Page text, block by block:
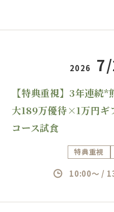
2026
【特典重視】3年連続
大189万優待×1万円
コース試食
特典重視
10:00～ /